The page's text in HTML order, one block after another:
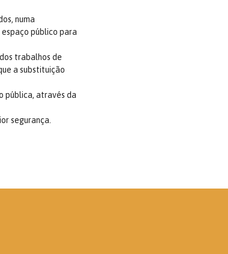
numa
público para
trabalhos de
a substituição
pública, através da
segurança.